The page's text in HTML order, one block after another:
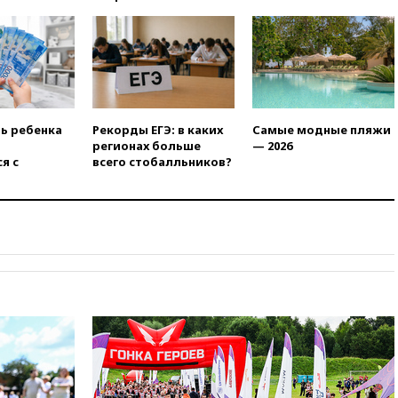
20:00
СК возбудил дело
против журналистки Катерины
Гордеевой о фейках о ВС
России
ISU предоставил
нейтральный статус
фигуристкам Валиевой и
Трусовой
19:35
в Сербию
19:00Открытое горение на
18:55Минобороны отчиталось
об ударах по двум украинским
сухогрузам в Черном море
18:47Школьники из РФ стали
ребенка
с
Рекорды ЕГЭ: в каких
регионах больше
всего стобалльников?
Самые модные пляжи
— 2026